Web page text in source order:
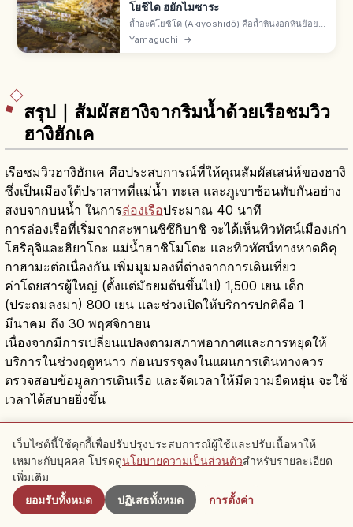
โยชิได ฮยักไมซาระ
ถ้ำอะคิโยชิโด (Akiyoshidō) คือถ้ำหินงอกหินย้อย
ใต้อากิโยชิไดเมืองมิเนะ จ.ยามากุจิ จุดชมฮยักไมซา
ระและเสาโอโกงบาชิระ อุณหภูมิคงที่ตลอดปี เที่ยวได้
Yamaguchi →
สรุป｜สัมผัสฮางิจากริมน้ำด้วยเรือชมวิว
ฮางิฮักเค
เรือชมวิวฮางิฮักเค คือประสบการณ์ที่ให้คุณสัมผัสเสน่ห์ของฮางิ
ซึ่งเป็นเมืองใต้ปราสาทที่แม่น้ำ ทะเล และภูเขาซ้อนทับกันอย่าง
สงบจากบนน้ำ ในการล่องเรือประมาณ 40 นาที
การล่องเรือที่เริ่มจากสะพานชิซึกิบาชิ จะได้เห็นทิวทัศน์เมืองเก่า
โฮริอุจิและฮิยาโกะ แม่น้ำฮาชิโมโตะ และทิวทัศน์ทางหาดคิคุ
กาฮามะต่อเนื่องกัน เพิ่มมุมมองที่ต่างจากการเดินเที่ยว
ค่าโดยสารผู้ใหญ่ (ตั้งแต่มัธยมต้นขึ้นไป) 1,500 เยน เด็ก
(ประถมลงมา) 800 เยน และช่วงเปิดให้บริการปกติคือ 1
มีนาคม ถึง 30 พฤศจิกายน
เนื่องจากมีการเปลี่ยนแปลงตามสภาพอากาศและการหยุดให้
บริการในช่วงฤดูหนาว ก่อนบรรจุลงในแผนการเดินทางควร
ตรวจสอบข้อมูลการเดินเรือ และจัดเวลาให้มีความยืดหยุ่น จะใช้
เวลาได้สบายยิ่งขึ้น
คำถามที่พบบ่อย
ใกล้เคียง
เว็บไซต์นี้ใช้คุกกี้เพื่อปรับปรุงประสบการณ์ผู้ใช้และปรับเนื้อหาให้
เหมาะกับบุคคล โปรดดูนโยบายความเป็นส่วนตัวสำหรับรายละเอียด
เพิ่มเติม
ยอมรับทั้งหมด
ปฏิเสธทั้งหมด การตั้งค่า